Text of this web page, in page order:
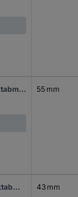
PFERD TOOLS 21001086 Frässtift Länge 55 mm Produktabmessung, Ø 6 mm Arbeits-Länge 18 mm Schaftdurchmesser 6 mm 55 mm
PFERD TOOLS 21001087 Frässtift Länge 43 mm Produktabmessung, Ø 3 mm Arbeits-Länge 13 mm Schaftdurchmesser 3 mm 43 mm